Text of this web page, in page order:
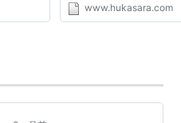
www.hukasara.com